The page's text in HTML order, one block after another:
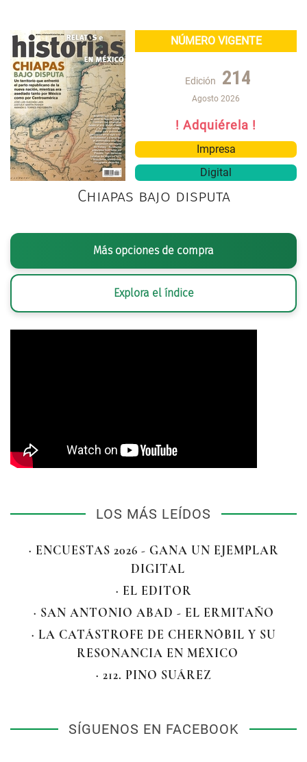
NÚMERO VIGENTE
Edición 214
Agosto 2026
! Adquiérela !
Impresa
Digital
Chiapas bajo disputa
Más opciones de compra
Explora el índice
LOS MÁS LEÍDOS
· ENCUESTAS 2026 - GANA UN EJEMPLAR
DIGITAL
· EL EDITOR
· SAN ANTONIO ABAD - EL ERMITAÑO
· LA CATÁSTROFE DE CHERNÓBIL Y SU
RESONANCIA EN MÉXICO
· 212. PINO SUÁREZ
SÍGUENOS EN FACEBOOK